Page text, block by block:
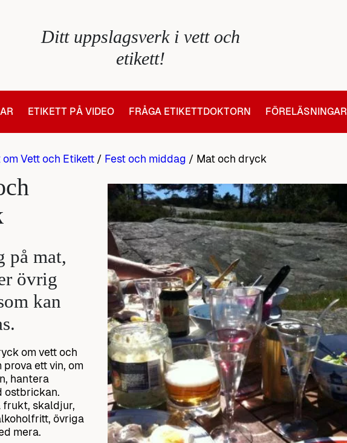
Ditt uppslagsverk i vett och
etikett!
ETIKETT PÅ VIDEO FRÅGA ETIKETTDOKTORN FÖRELÄSNINGAR
Vett och Etikett / Fest och middag / Mat och dryck
på mat,
övrig
kan
om vett och
prova ett vin, om
hantera
ostbrickan.
frukt, skaldjur,
övriga
mera.